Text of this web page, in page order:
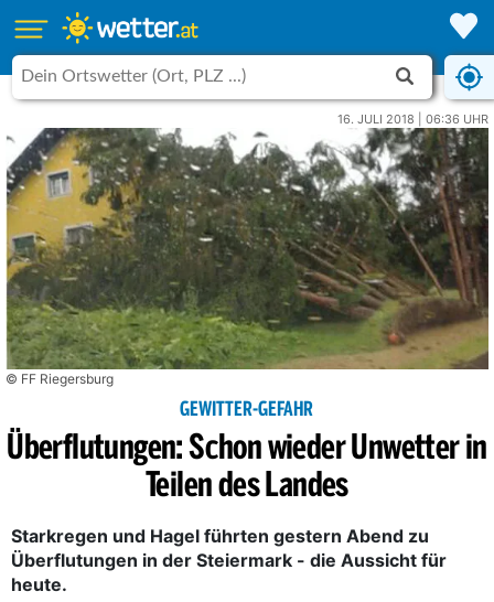
16. JULI 2018 | 06:36 UHR
© FF Riegersburg
GEWITTER-GEFAHR
Überflutungen: Schon wieder Unwetter in
Teilen des Landes
Starkregen und Hagel führten gestern Abend zu
Überflutungen in der Steiermark - die Aussicht für
heute.